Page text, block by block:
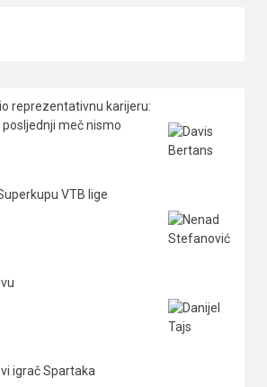
reprezentativnu karijeru:
meč nismo
VTB lige
igrač Spartaka